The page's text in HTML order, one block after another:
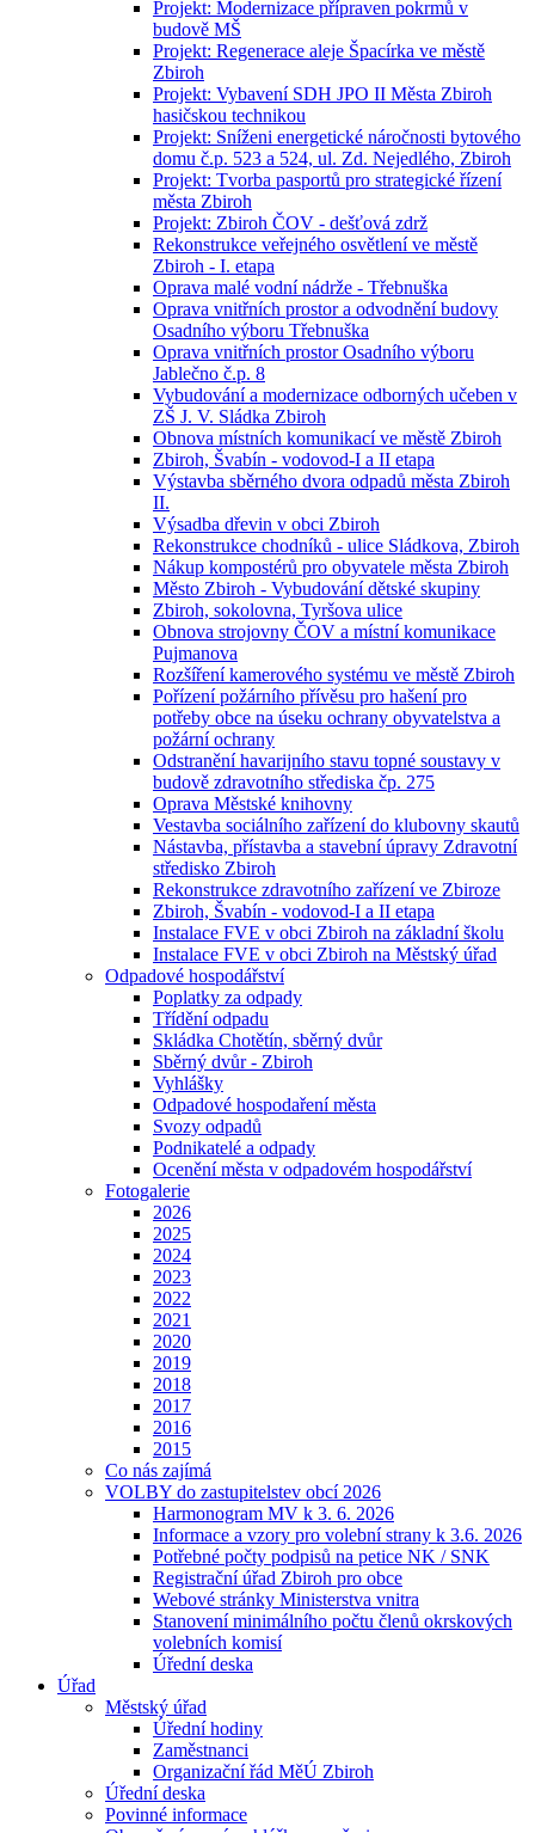
Projekt: Modernizace přípraven pokrmů v
budově MŠ
Projekt: Regenerace aleje Špacírka ve městě
Zbiroh
Projekt: Vybavení SDH JPO II Města Zbiroh
hasičskou technikou
Projekt: Sníženi energetické náročnosti bytového
domu č.p. 523 a 524, ul. Zd. Nejedlého, Zbiroh
Projekt: Tvorba pasportů pro strategické řízení
města Zbiroh
Projekt: Zbiroh ČOV - dešťová zdrž
Rekonstrukce veřejného osvětlení ve městě
Zbiroh - I. etapa
Oprava malé vodní nádrže - Třebnuška
Oprava vnitřních prostor a odvodnění budovy
Osadního výboru Třebnuška
Oprava vnitřních prostor Osadního výboru
Jablečno č.p. 8
Vybudování a modernizace odborných učeben v
ZŠ J. V. Sládka Zbiroh
Obnova místních komunikací ve městě Zbiroh
Zbiroh, Švabín - vodovod-I a II etapa
Výstavba sběrného dvora odpadů města Zbiroh
II.
Výsadba dřevin v obci Zbiroh
Rekonstrukce chodníků - ulice Sládkova, Zbiroh
Nákup kompostérů pro obyvatele města Zbiroh
Město Zbiroh - Vybudování dětské skupiny
Zbiroh, sokolovna, Tyršova ulice
Obnova strojovny ČOV a místní komunikace
Pujmanova
Rozšíření kamerového systému ve městě Zbiroh
Pořízení požárního přívěsu pro hašení pro
potřeby obce na úseku ochrany obyvatelstva a
požární ochrany
Odstranění havarijního stavu topné soustavy v
budově zdravotního střediska čp. 275
Oprava Městské knihovny
Vestavba sociálního zařízení do klubovny skautů
Nástavba, přístavba a stavební úpravy Zdravotní
středisko Zbiroh
Rekonstrukce zdravotního zařízení ve Zbiroze
Zbiroh, Švabín - vodovod-I a II etapa
Instalace FVE v obci Zbiroh na základní školu
Instalace FVE v obci Zbiroh na Městský úřad
Odpadové hospodářství
Poplatky za odpady
Třídění odpadu
Skládka Chotětín, sběrný dvůr
Sběrný dvůr - Zbiroh
Vyhlášky
Odpadové hospodaření města
Svozy odpadů
Podnikatelé a odpady
Ocenění města v odpadovém hospodářství
Fotogalerie
2026
2025
2024
2023
2022
2021
2020
2019
2018
2017
2016
2015
Co nás zajímá
VOLBY do zastupitelstev obcí 2026
Harmonogram MV k 3. 6. 2026
Informace a vzory pro volební strany k 3.6. 2026
Potřebné počty podpisů na petice NK / SNK
Registrační úřad Zbiroh pro obce
Webové stránky Ministerstva vnitra
Stanovení minimálního počtu členů okrskových
volebních komisí
Úřední deska
Úřad
Městský úřad
Úřední hodiny
Zaměstnanci
Organizační řád MěÚ Zbiroh
Úřední deska
Povinné informace